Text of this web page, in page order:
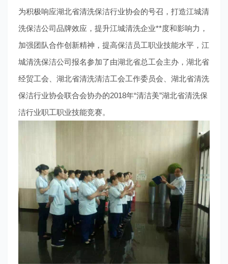
为积极响应湖北省清洗保洁行业协会的号召，打造江城清
洗保洁公司品牌效应，提升江城清洗企业**度和影响力，
加强团队合作创新精神，提高保洁员工职业技能水平，江
城清洗保洁公司报名参加了由湖北省总工会主办，湖北省
经贸工会、湖北省清洗清洁工会工作委员会、湖北省清洗
保洁行业协会联合会协办的2018年“清洁美”湖北省清洗保
洁行业职工职业技能竞赛。